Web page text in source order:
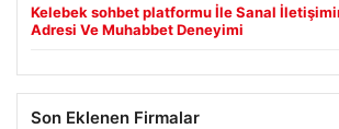
Kelebek sohbet platformu İle Sanal
Adresi Ve Muhabbet Deneyimi
Son Eklenen Firmalar